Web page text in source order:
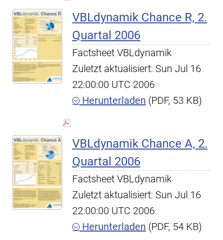
VBLdynamik Chance R, 2.
Quartal 2006
Factsheet VBLdynamik
Zuletzt aktualisiert: Sun Jul 16
22:00:00 UTC 2006
Herunterladen (PDF, 53 KB)
VBLdynamik Chance A, 2.
Quartal 2006
Factsheet VBLdynamik
Zuletzt aktualisiert: Sun Jul 16
22:00:00 UTC 2006
Herunterladen (PDF, 54 KB)